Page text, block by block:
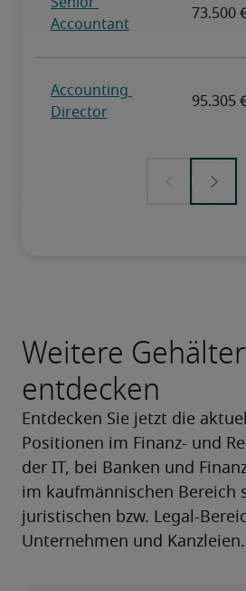
Weitere Gehälter
entdecken